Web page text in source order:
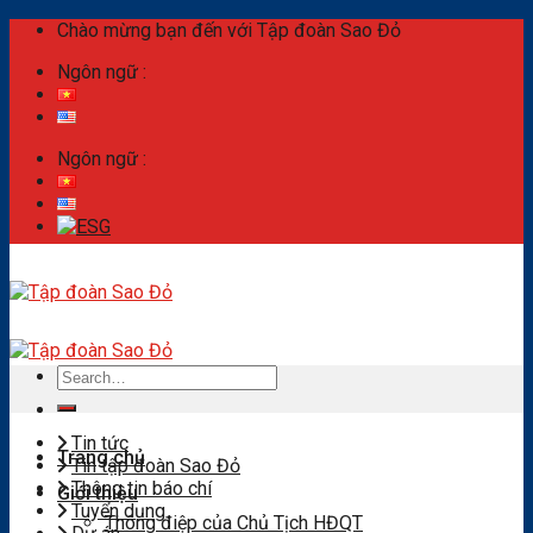
Skip
content
Chào mừng bạn đến với Tập đoàn Sao Đỏ
Ngôn ngữ :
Ngôn ngữ :
Trang chủ
Giới thiệu
Thông điệp của Chủ Tịch HĐQT
Search
for:
Tin tức
Tin tập đoàn Sao Đỏ
Thông tin báo chí
Tuyển dụng